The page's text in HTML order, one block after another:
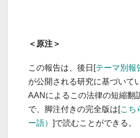
＜原注＞
この報告は、後日[テーマ別報
が公開される研究に基づいて
AANによるこの法律の短縮
で、脚注付きの完全版は[こち
ー語） ]で読むことができる。